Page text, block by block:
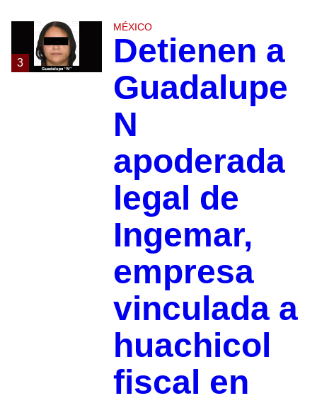
3
MÉXICO
Detienen a
Guadalupe
N
apoderada
legal de
Ingemar,
empresa
vinculada a
huachicol
fiscal en